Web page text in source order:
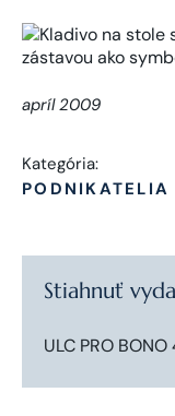
apríl 2009
Kategória:
PODNIKATELIA
Stiahnuť
ULC PRO